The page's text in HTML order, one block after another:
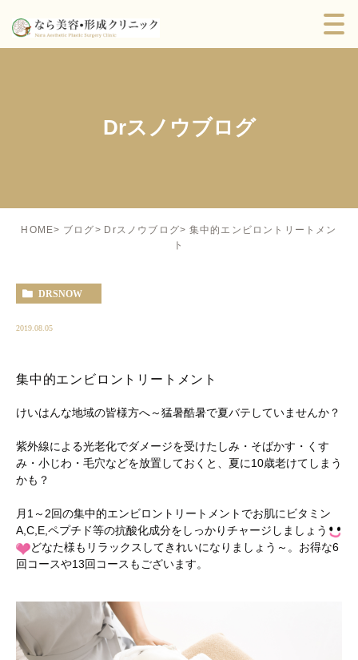
Drスノウブログ
HOME ブログ Drスノウブログ
集中的エンビロントリートメン
ト
DRSNOW
2019.08.05
集中的エンビロントリートメント
けいはんな地域の皆様方へ～猛暑酷暑で夏バテしていませんか？
紫外線による光老化でダメージを受けたしみ・そばかす・くす
み・小じわ・毛穴などを放置しておくと、夏に10歳老けてしまう
かも？
月1～2回の集中的エンビロントリートメントでお肌にビタミン
A,C,E,ペプチド等の抗酸化成分をしっかりチャージしましょう
どなた様もリラックスしてきれいになりましょう～。お得な6
回コースや13回コースもございます。